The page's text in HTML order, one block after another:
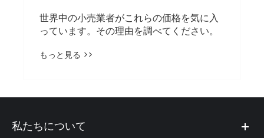
世界中の小売業者がこれらの価格を気に入
っています。その理由を調べてください。
もっと見る >>
私たちについて